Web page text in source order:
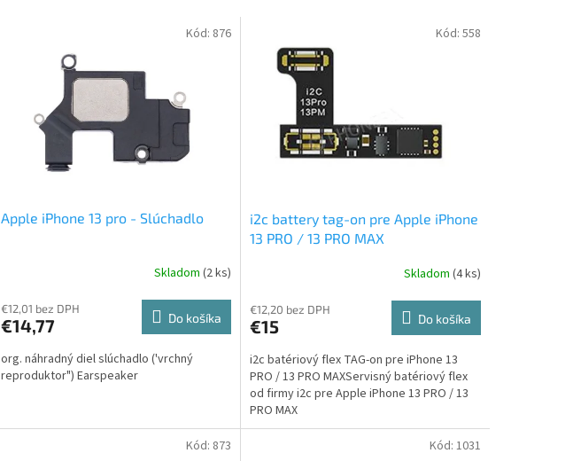
Apple iPhone 13 pro - Slúchadlo
Skladom (2 ks)
€12,01 bez DPH
€14,77 Do košíka
org. náhradný diel slúchadlo ('vrchný
reproduktor") Earspeaker
Kód: 876
i2c battery tag-on pre Apple iPhone
13 PRO / 13 PRO MAX
Skladom (4 ks)
€12,20 bez DPH
€15 Do košíka
i2c batériový flex TAG-on pre iPhone 13
PRO / 13 PRO MAXServisný batériový flex
od firmy i2c pre Apple iPhone 13 PRO / 13
PRO MAX
Kód: 558
Kód: 873 Kód: 1031